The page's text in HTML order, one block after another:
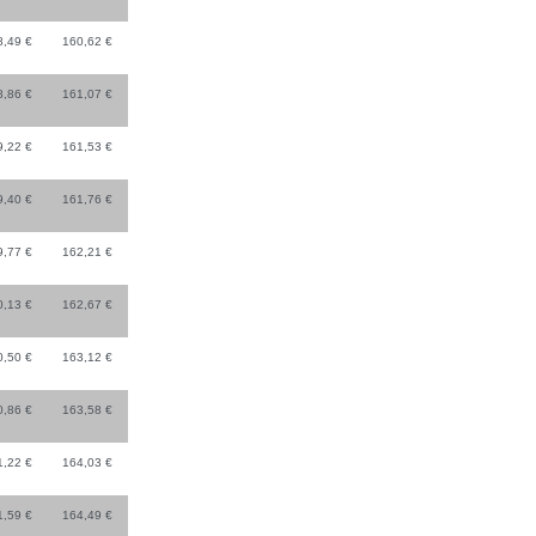
€ 160,62 €
€ 161,07 €
€ 161,53 €
€ 161,76 €
€ 162,21 €
€ 162,67 €
€ 163,12 €
€ 163,58 €
€ 164,03 €
€ 164,49 €